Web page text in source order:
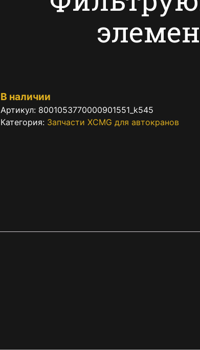
В наличии
Артикул: 8001053770000901551_k545
Категория: Запчасти XCMG для автокранов